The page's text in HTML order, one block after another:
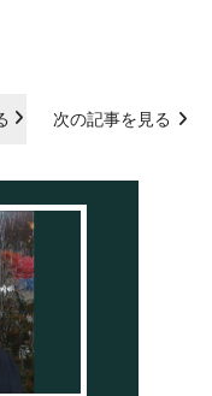
次の記事を見る